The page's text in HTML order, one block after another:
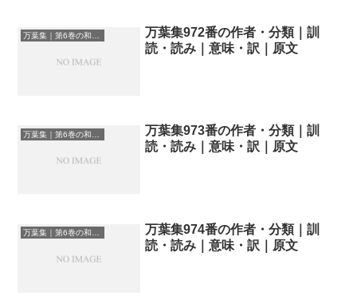
万葉集972番の作者・分類｜訓
読・読み｜意味・訳｜原文
万葉集973番の作者・分類｜訓
読・読み｜意味・訳｜原文
万葉集｜第6巻の和歌一覧
万葉集974番の作者・分類｜訓
読・読み｜意味・訳｜原文